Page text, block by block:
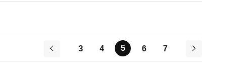
3 4 5 6
7